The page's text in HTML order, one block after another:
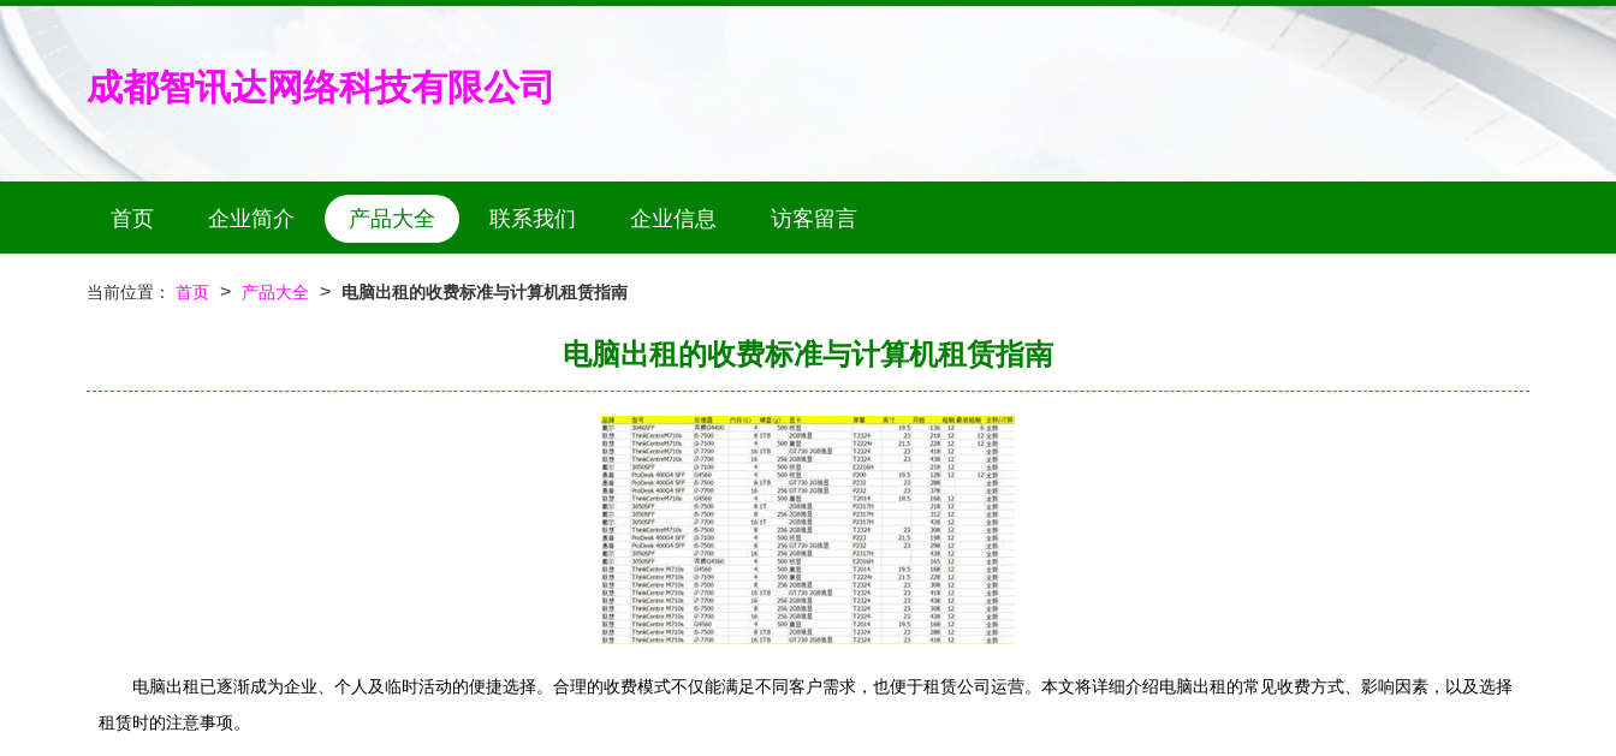
成都智讯达网络科技有限公司
首页 企业简介 产品大全 联系我们 企业信息 访客留言
当前位置： 首页 > 产品大全 > 电脑出租的收费标准与计算机租赁指南
电脑出租的收费标准与计算机租赁指南
电脑出租已逐渐成为企业、个人及临时活动的便捷选择。合理的收费模式不仅能满足不同客户需求，也便于租赁公司运营。本文将详细介绍电脑出租的常见收费方式、影响因素，以及选择
租赁时的注意事项。